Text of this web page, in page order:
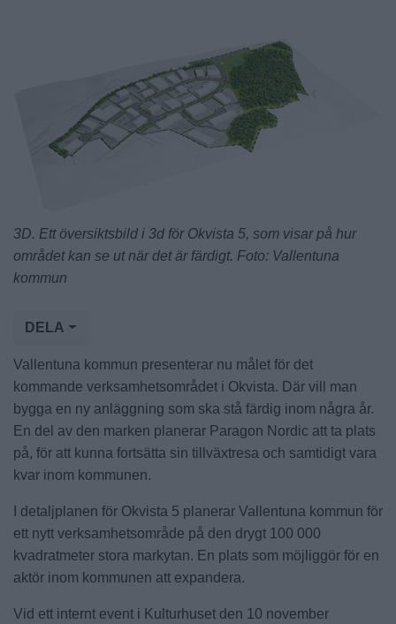
3D. Ett översiktsbild i 3d för Okvista 5, som visar på hur
området kan se ut när det är färdigt. Foto: Vallentuna
kommun
DELA
Vallentuna kommun presenterar nu målet för det
kommande verksamhetsområdet i Okvista. Där vill man
bygga en ny anläggning som ska stå färdig inom några år.
En del av den marken planerar Paragon Nordic att ta plats
på, för att kunna fortsätta sin tillväxtresa och samtidigt vara
kvar inom kommunen.
I detaljplanen för Okvista 5 planerar Vallentuna kommun för
ett nytt verksamhetsområde på den drygt 100 000
kvadratmeter stora markytan. En plats som möjliggör för en
aktör inom kommunen att expandera.
Vid ett internt event i Kulturhuset den 10 november